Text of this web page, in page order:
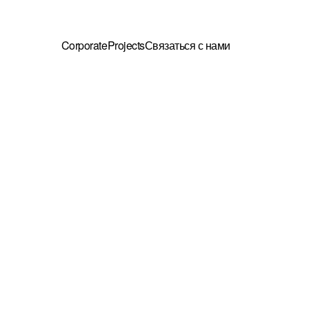
CorporateProjectsСвязаться с нами